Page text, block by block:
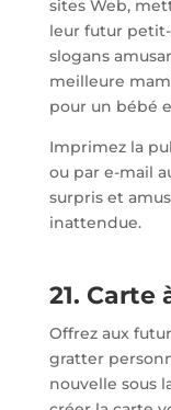
sites Web,
leur futur
slogans
meilleure
pour un bébé
Imprimez la
ou par e-mail
surpris et
inattendue.
21. Carte
Offrez aux
gratter
nouvelle sous